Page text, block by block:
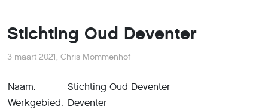
Stichting Oud Deventer
3 maart 2021, Chris Mommenhof
Naam:
Stichting Oud Deventer
Werkgebied: Deventer